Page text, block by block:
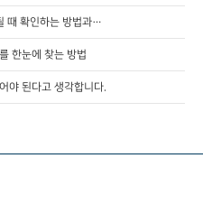
때 확인하는 방법과…
한눈에 찾는 방법
야 된다고 생각합니다.